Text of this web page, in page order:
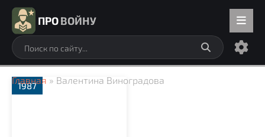
ПРОВОЙНУ
Главная » Валентина Виноградова
1987